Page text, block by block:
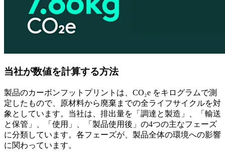
当社が数値を計算する方法
製品のカーボンフットプリントは、CO₂e をキログラムで測
定したもので、原材料から廃棄までの全ライフサイクルを対
象としています。当社は、排出量を「調達と製造」、「輸送
と保管」、「使用」、「製品使用後」の4つの主なフェーズ
に分類しています。各フェーズが、製品全体の環境への影響
に関わっています。